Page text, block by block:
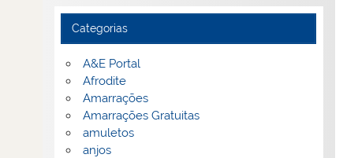
Categorias
A&E Portal
Afrodite
Amarrações
Amarrações Gratuitas
amuletos
anjos